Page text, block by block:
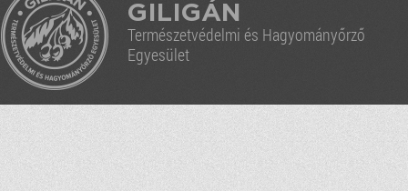
GILIGÁN
Természetvédelmi és Hagyományőrző
Egyesület